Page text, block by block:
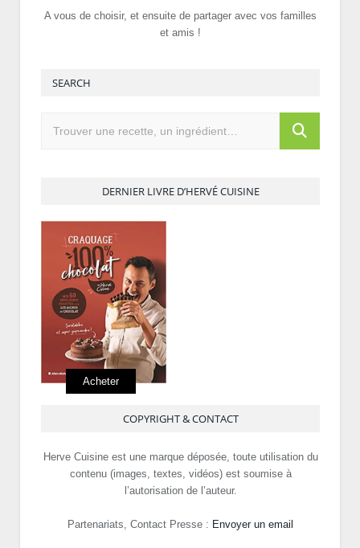
A vous de choisir, et ensuite de partager avec vos familles
et amis !
SEARCH
DERNIER LIVRE D’HERVÉ CUISINE
Acheter
COPYRIGHT & CONTACT
Herve Cuisine est une marque déposée, toute utilisation du
contenu (images, textes, vidéos) est soumise à
l’autorisation de l’auteur.
Partenariats, Contact Presse : Envoyer un email